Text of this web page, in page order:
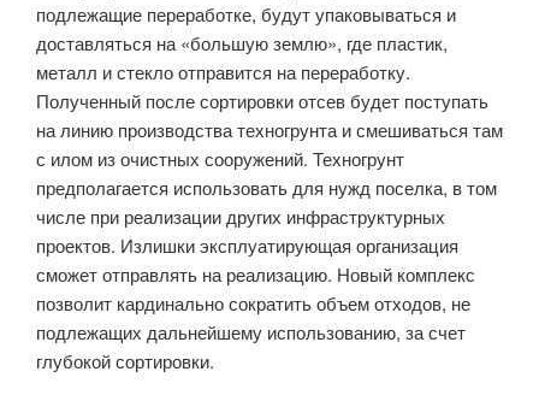
подлежащие переработке, будут упаковываться и
доставляться на «большую землю», где пластик,
металл и стекло отправится на переработку.
Полученный после сортировки отсев будет поступать
на линию производства техногрунта и смешиваться там
с илом из очистных сооружений. Техногрунт
предполагается использовать для нужд поселка, в том
числе при реализации других инфраструктурных
проектов. Излишки эксплуатирующая организация
сможет отправлять на реализацию. Новый комплекс
позволит кардинально сократить объем отходов, не
подлежащих дальнейшему использованию, за счет
глубокой сортировки.